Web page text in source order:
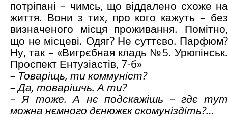
потріпані – чимсь, що віддалено схоже на
життя. Вони з тих, про кого кажуть – без
визначеного місця проживання. Помітно,
що не місцеві. Одяг? Не суттєво. Парфюм?
Ну, так – «Вигрєбная кладь №5. Урюпінськ.
Проспект Ентузіастів, 7-б»
– Товаріщь, ти коммуніст?
– Да, товарішчь. А ти?
– Я тоже. А нє подскажішь – гдє тут
можна нємного дєнюжєк скомуніздіть?…